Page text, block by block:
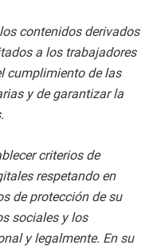
contenidos derivados
a los trabajadores
cumplimiento de las
y de garantizar la
criterios de
respetando en
de protección de su
sociales y los
y legalmente. En su